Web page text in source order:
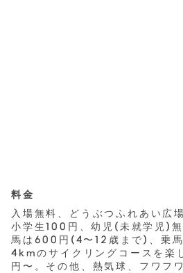
料金
入場無料、どうぶつふれあい広
小学生100円、幼児(未就学児)
馬は600円(4〜12歳まで)、乗
4kmのサイクリングコースを楽
円〜。その他、熱気球、フワフ